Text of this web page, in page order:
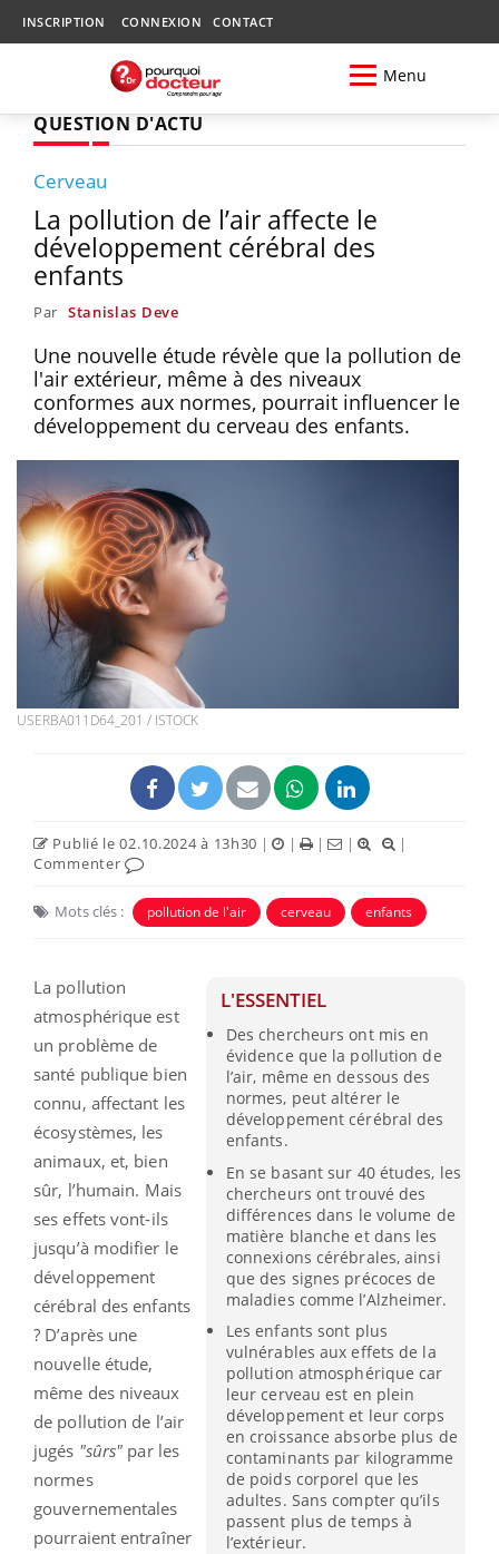
INSCRIPTION CONNEXION CONTACT
Menu
QUESTION D'ACTU
Cerveau
La pollution de l’air affecte le
développement cérébral des
enfants
Par Stanislas Deve
Une nouvelle étude révèle que la pollution de
l'air extérieur, même à des niveaux
conformes aux normes, pourrait influencer le
développement du cerveau des enfants.
USERBA011D64_201 / ISTOCK
Publié le 02.10.2024 à 13h30 | | | |
|
Commenter
Mots clés : pollution de l'air cerveau enfants
L'ESSENTIEL
Des chercheurs ont mis en
évidence que la pollution de
l’air, même en dessous des
normes, peut altérer le
développement cérébral des
enfants.
En se basant sur 40 études, les
chercheurs ont trouvé des
différences dans le volume de
matière blanche et dans les
connexions cérébrales, ainsi
que des signes précoces de
maladies comme l’Alzheimer.
Les enfants sont plus
vulnérables aux effets de la
pollution atmosphérique car
leur cerveau est en plein
développement et leur corps
en croissance absorbe plus de
contaminants par kilogramme
de poids corporel que les
adultes. Sans compter qu’ils
passent plus de temps à
l’extérieur.
La pollution
atmosphérique est
un problème de
santé publique bien
connu, affectant les
écosystèmes, les
animaux, et, bien
sûr, l’humain. Mais
ses effets vont-ils
jusqu’à modifier le
développement
cérébral des enfants
? D’après une
nouvelle étude,
même des niveaux
de pollution de l’air
jugés "sûrs" par les
normes
gouvernementales
pourraient entraîner